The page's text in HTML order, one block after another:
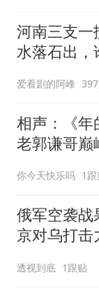
河南三支一
水落石出，
爱看剧的阿峰
相声：《年
老郭谦哥巅
你今天快乐吗 1
俄军空袭战
京对乌打击
透视到底 1跟贴